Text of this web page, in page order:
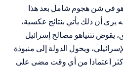
في شن هجوم شامل بعد هذا
يرى أن ذلك يأتي بنتائج عكسية،
يقوض نتنياهو مصالح إسرائيل
ويحول الدولة إلى منبوذة
أكثر اعتمادا من أي وقت مضى على